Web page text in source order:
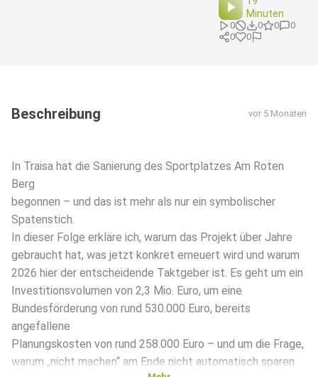
Minuten
0 0 0
0
0
0
Beschreibung vor 5 Monaten
In Traisa hat die Sanierung des Sportplatzes Am Roten
Berg
begonnen – und das ist mehr als nur ein symbolischer
Spatenstich.
In dieser Folge erkläre ich, warum das Projekt über Jahre
gebraucht hat, was jetzt konkret erneuert wird und warum
2026 hier der entscheidende Taktgeber ist. Es geht um ein
Investitionsvolumen von 2,3 Mio. Euro, um eine
Bundesförderung von rund 530.000 Euro, bereits
angefallene
Planungskosten von rund 258.000 Euro – und um die Frage,
warum „nicht machen“ am Ende nicht automatisch sparen